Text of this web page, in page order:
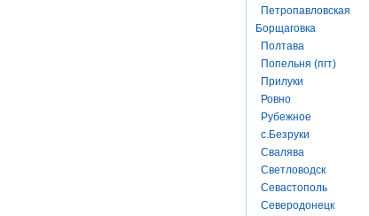
Петропавловская
Борщаговка
Полтава
Попельня (пгт)
Прилуки
Ровно
Рубежное
с.Безруки
Свалява
Светловодск
Севастополь
Северодонецк